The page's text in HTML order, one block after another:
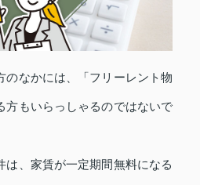
のなかには、「フリーレント物
方もいらっしゃるのではないで
は、家賃が一定期間無料になる